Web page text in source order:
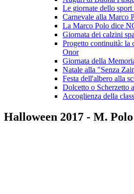
Le giornate dello
Carnevale alla Marco
La Marco Polo dice
Giornata dei calzini
Progetto continuità: la
Onor
Giornata della
Natale alla "Senza
Festa dell'albero alla
Dolcetto o Scherzetto
Accoglienza della
Halloween 2017 - M. Polo